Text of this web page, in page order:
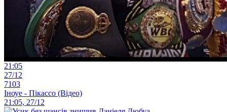
21:05
27/12
7103
Іноуе - Пікассо (Відео)
21:05, 27/12